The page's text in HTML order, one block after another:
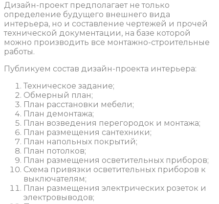
Дизайн-проект предполагает не только
определение будущего внешнего вида
интерьера, но и составление чертежей и прочей
технической документации, на базе которой
можно производить все монтажно-строительные
работы.
Публикуем состав дизайн-проекта интерьера:
Техническое задание;
Обмерный план;
План расстановки мебели;
План демонтажа;
План возведения перегородок и монтажа;
План размещения сантехники;
План напольных покрытий;
План потолков;
План размещения осветительных приборов;
Схема привязки осветительных приборов к
выключателям;
План размещения электрических розеток и
электровыводов;